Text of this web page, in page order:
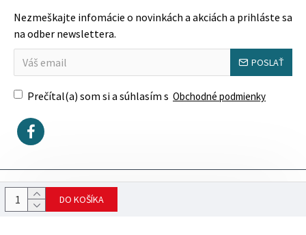
DO KOŠÍKA
Nezmeškajte infomácie o novinkách a akciách a prihláste sa
na odber newslettera.
POSLAŤ
Prečítal(a) som si a súhlasím s Obchodné podmienky
Copyright © 2023, SektorovýNábytok.sk